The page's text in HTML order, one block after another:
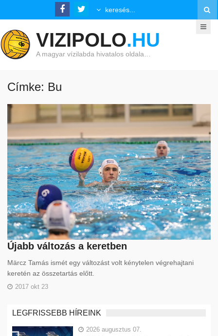
VIZIPOLO.HU
A magyar vízilabda hivatalos oldala…
Címke: Bu
Újabb változás a keretben
Märcz Tamás ismét egy változást volt kénytelen végrehajtani
keretén az összetartás előtt.
2017 okt 23
LEGFRISSEBB HÍREINK
2026 augusztus 07.